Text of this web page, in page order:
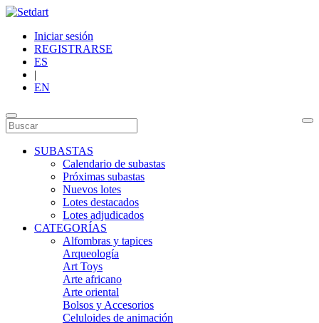
Iniciar sesión
REGISTRARSE
ES
|
EN
SUBASTAS
Calendario de subastas
Próximas subastas
Nuevos lotes
Lotes destacados
Lotes adjudicados
CATEGORÍAS
Alfombras y tapices
Arqueología
Art Toys
Arte africano
Arte oriental
Bolsos y Accesorios
Celuloides de animación